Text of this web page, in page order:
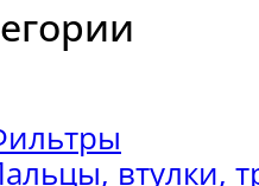
втулки,